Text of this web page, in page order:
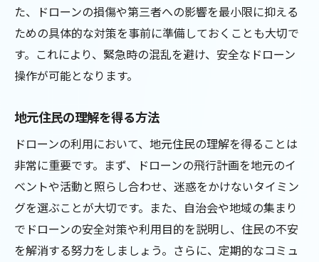
た、ドローンの損傷や第三者への影響を最小限に抑える
ための具体的な対策を事前に準備しておくことも大切で
す。これにより、緊急時の混乱を避け、安全なドローン
操作が可能となります。
地元住民の理解を得る方法
ドローンの利用において、地元住民の理解を得ることは
非常に重要です。まず、ドローンの飛行計画を地元のイ
ベントや活動と照らし合わせ、迷惑をかけないタイミン
グを選ぶことが大切です。また、自治会や地域の集まり
でドローンの安全対策や利用目的を説明し、住民の不安
を解消する努力をしましょう。さらに、定期的なコミュ